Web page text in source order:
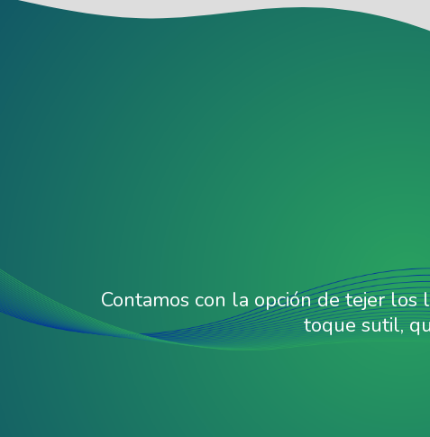
Contamos con la opción de tejer
toque sutil,